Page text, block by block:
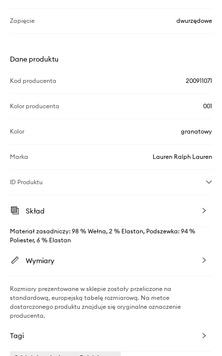
Zapięcie dwurzędowe
Dane produktu
Kod producenta 200911071
Kolor producenta 001
Kolor granatowy
Marka Lauren Ralph Lauren
ID Produktu
Skład
Materiał zasadniczy: 98 % Wełna, 2 % Elastan, Podszewka: 94 %
Poliester, 6 % Elastan
Wymiary
Rozmiary prezentowane w sklepie zostały przeliczone na
standardową, europejską tabelę rozmiarową. Na metce
dostarczonego produktu znajduje się oryginalne oznaczenie
producenta.
Tagi